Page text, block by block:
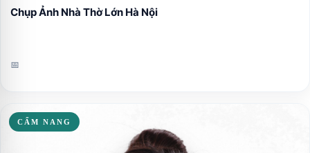
Chụp Ảnh Nhà Thờ Lớn Hà Nội
📅
CẨM NANG